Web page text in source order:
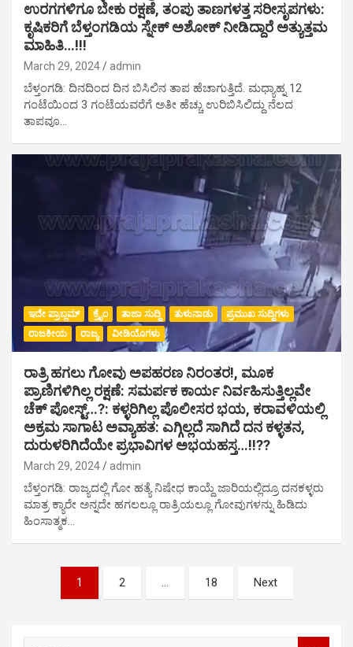
ಉರಗಗಳಿಗೂ ಬೇಕು ರಕ್ಷಣೆ, ತಂಪು ತಾಣಗಳತ್ತ ಸರೀಸೃಪಗಳು:
ಕೃಷಿಕರಿಗೆ ಬೆಳ್ತಂಗಡಿಯ ಸ್ನೇಕ್ ಅಶೋಕ್ ನೀಡಿದ್ದಾರೆ ಅತ್ಯುತ್ತಮ
ಮಾಹಿತಿ…!!!
March 29, 2024 admin
ಬೆಳ್ತಂಗಡಿ: ದಿನದಿಂದ ದಿನ ಬಿಸಿಲಿನ ತಾಪ ಹೆಚಾಗುತ್ತಿದೆ. ಮಧ್ಯಾಹ್ನ 12
ಗಂಟೆಯಿಂದ 3 ಗಂಟೆಯವರೆಗೆ ಅತೀ ಹೆಚ್ಚು ಉರಿಬಿಸಿಲಿದ್ದು ನೆಲದ
ತಾಪವೂ…
ಇದೇ ಪ್ರಾಬ್ಲಮ್ ಕ್ರೈಂ ತಾಜಾ ಸುದ್ದಿ ತುಳುನಾಡು
ಪ್ರಮುಖ ಸುದ್ದಿಗಳು
ರಾಜಕೀಯ
ರಾಜ್ಯ ವೀಡಿಯೊಗಳು
ರಾತ್ರಿ ಹಗಲು ಗೋವು ಅಪಹರಣ ನಿರಂತರ!, ಮೂಕ
ಪ್ರಾಣಿಗಳಿಗಿಲ್ಲ ರಕ್ಷಣೆ: ಸಮರ್ಪಕ ಕಾರ್ಯ ನಿರ್ವಹಿಸುತ್ತಿಲ್ಲವೇ
ಚೆಕ್ ಪೋಸ್ಟ್…?: ಕಳ್ಳರಿಗಿಲ್ಲ ಪೊಲೀಸರ ಭಯ, ಕರಾವಳಿಯಲ್ಲಿ
ಅಕ್ರಮ ಸಾಗಾಟ ಅವ್ಯಾಹತ: ಎಗ್ಗಿಲ್ಲದೆ ಸಾಗಿದೆ ದನ ಕಳ್ಳತನ,
ದುರುಳರಿಗಿದೆಯೇ ಪ್ರಭಾವಿಗಳ ಅಭಯಹಸ್ತ…!!??
March 29, 2024 admin
ಬೆಳ್ತಂಗಡಿ: ರಾಜ್ಯದಲ್ಲಿ ಗೋ ಹತ್ಯೆ ನಿಷೇಧ ಕಾಯ್ದೆ ಜಾರಿಯಲ್ಲಿದ್ರೂ ದನಕಳ್ಳರು
ಮಾತ್ರ ಕ್ಯಾರೇ ಅನ್ನದೇ ಹಗಲಲ್ಲೂ ರಾತ್ರಿಯಲ್ಲೂ ಗೋವುಗಳನ್ನು ಹಿಡಿದು
ಹಿಂಸಾತ್ಮಕ…
1 2 … 18 Next